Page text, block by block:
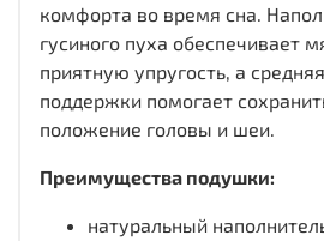
комфорта во время сна.
гусиного пуха обеспечивает
приятную упругость, а
поддержки помогает
положение головы и шеи.
Преимущества подушки:
натуральный